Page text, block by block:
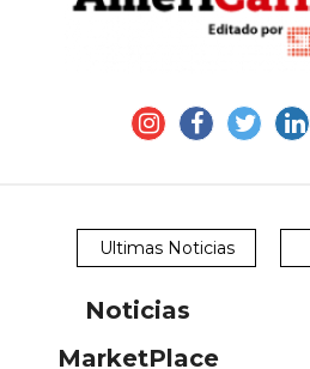
Ultimas Noticias
Noticias
MarketPlace